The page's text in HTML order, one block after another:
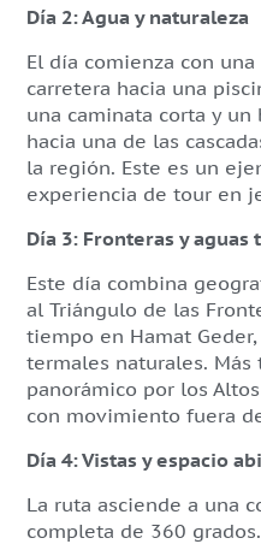
Día 2: Agua y naturaleza
El día comienza con
carretera hacia una
una caminata corta y
hacia una de las
la región. Este es un
experiencia de tour en
Día 3: Fronteras y aguas
Este día combina
al Triángulo de las
tiempo en Hamat
termales naturales. Más
panorámico por los
con movimiento fuera
Día 4: Vistas y espacio
La ruta asciende a una
completa de 360